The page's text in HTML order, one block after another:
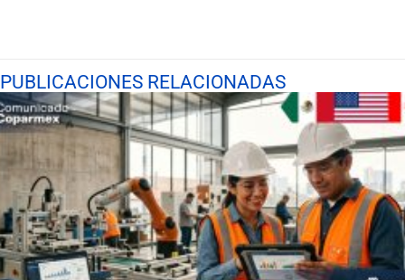
PUBLICACIONES RELACIONADAS